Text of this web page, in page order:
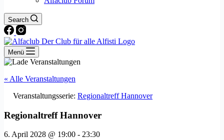
Search
Menü
« Alle Veranstaltungen
Veranstaltungsserie: Regionaltreff Hannover
Regionaltreff Hannover
6. April 2028 @ 19:00 - 23:30